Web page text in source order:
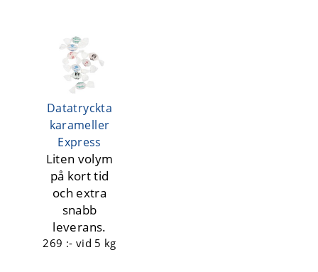
Datatryckta
karameller
Express
Liten volym
på kort tid
och extra
snabb
leverans.
269 :- vid 5 kg